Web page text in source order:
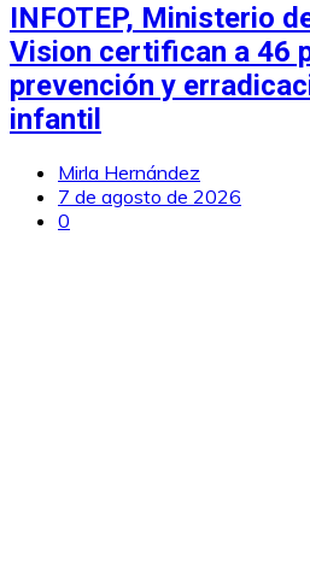
INFOTEP, Ministerio
Vision certifican a 46
prevención y
infantil
Mirla Hernández
7 de agosto de 2026
0